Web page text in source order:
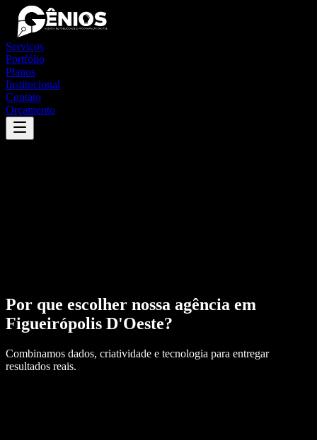
Serviços
Portfólio
Planos
Institucional
Contato
Orçamento
Por que escolher nossa agência em
Figueirópolis D'Oeste?
Combinamos dados, criatividade e tecnologia para entregar
resultados reais.